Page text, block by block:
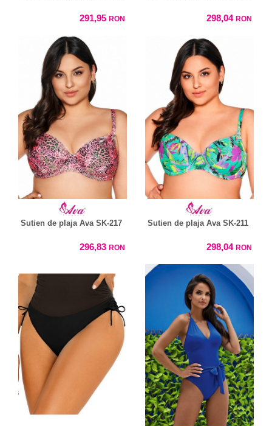
291,95 RON 298,04 RON
Sutien de plaja Ava SK-217
296,83 RON
Sutien de plaja Ava SK-211
298,04 RON